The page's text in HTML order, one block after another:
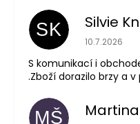
SK Silvie
Hodnocení
10.7.2026
S komunikací i
.Zboží dorazilo brzy a v
MŠ